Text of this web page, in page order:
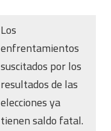
Los
enfrentamientos
suscitados por los
resultados de las
elecciones ya
tienen saldo fatal.